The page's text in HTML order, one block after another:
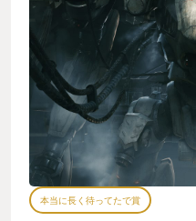
本当に長く待ってたで賞